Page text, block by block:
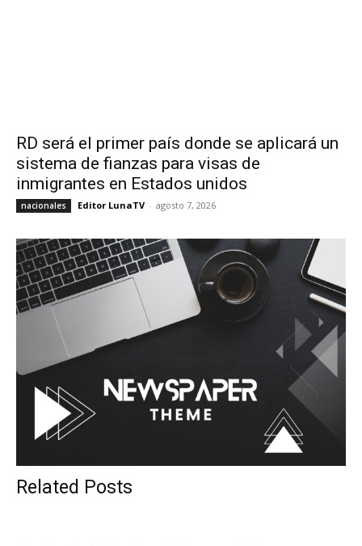
RD será el primer país donde se aplicará un
sistema de fianzas para visas de
inmigrantes en Estados unidos
nacionales Editor LunaTV - agosto 7, 2026
Related Posts